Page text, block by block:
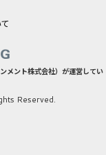
メント株式会社）が運営してい
Reserved.